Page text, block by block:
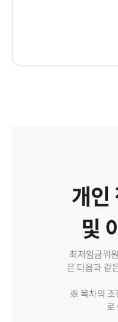
개인
및
최저임금위
은 다음과 같
※ 목차의 조
로